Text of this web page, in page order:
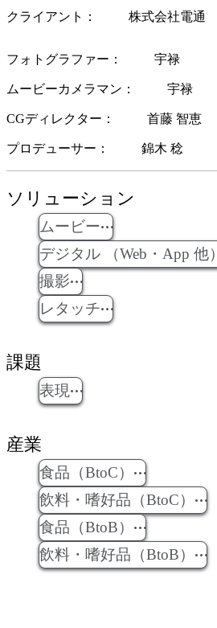
クライアント 株式会社電通
フォトグラファー 宇禄
ムービーカメラマン 宇禄
CGディレクター 首藤 智恵
プロデューサー 錦木 稔
ソリューション
ムービー
デジタル （Web・App 他）
撮影
レタッチ
課題
表現
産業
食品（BtoC）
飲料・嗜好品（BtoC）
食品（BtoB）
飲料・嗜好品（BtoB）